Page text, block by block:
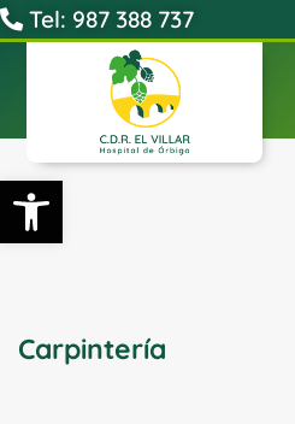
Abrir barra de herramientas
Tel: 987 388 737
Carpintería